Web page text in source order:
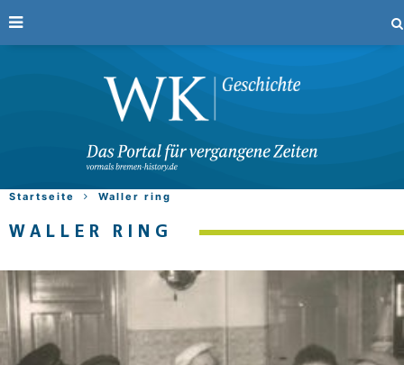
Startseite Waller ring
WALLER RING